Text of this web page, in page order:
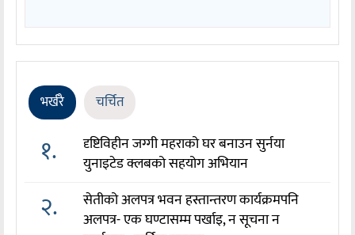
भर्खरै चर्चित
१.
दृष्टिविहीन जग्गी महराको घर बनाउन सुर्नया
युनाइटेड क्लबको सहयोग अभियान
२.
सेतीको अलपत्र भवन हस्तान्तरण कार्यक्रमपनि
अलपत्र- एक घण्टासम्म पर्खाइ, न सूचना न